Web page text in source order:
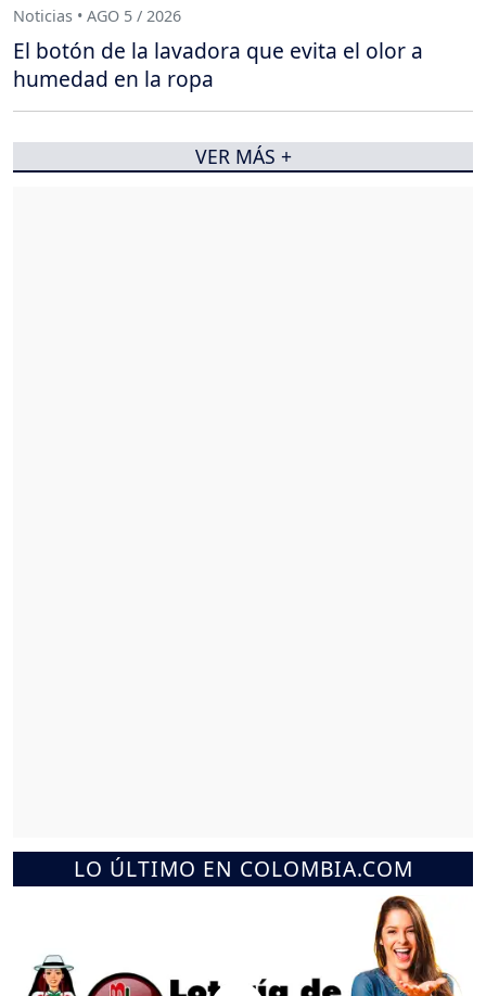
LO ÚLTIMO EN COLOMBIA.COM
Noticias • AGO 5 / 2026
El botón de la lavadora que evita el olor a
humedad en la ropa
VER MÁS +